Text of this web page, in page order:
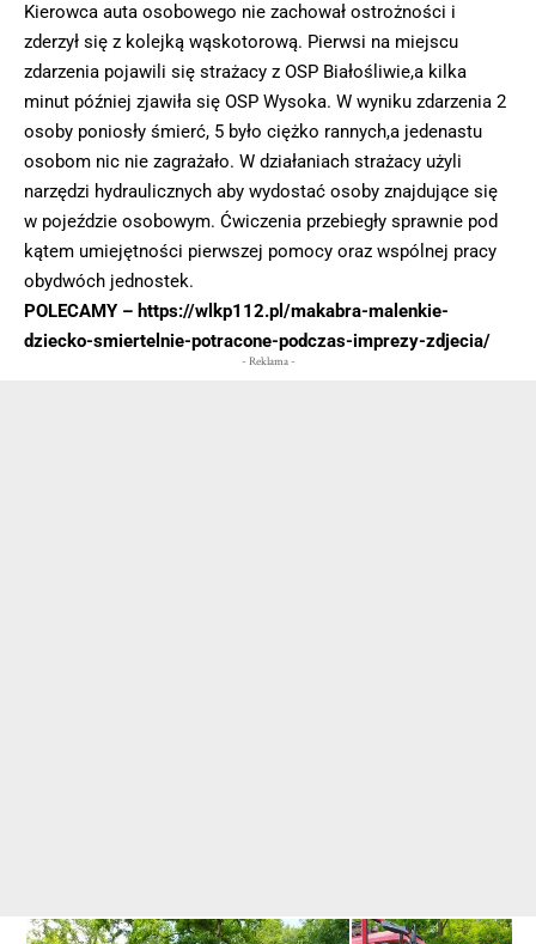
Kierowca auta osobowego nie zachował ostrożności i
zderzył się z kolejką wąskotorową. Pierwsi na miejscu
zdarzenia pojawili się strażacy z OSP Białośliwie,a kilka
minut później zjawiła się OSP Wysoka. W wyniku zdarzenia 2
osoby poniosły śmierć, 5 było ciężko rannych,a jedenastu
osobom nic nie zagrażało. W działaniach strażacy użyli
narzędzi hydraulicznych aby wydostać osoby znajdujące się
w pojeździe osobowym. Ćwiczenia przebiegły sprawnie pod
kątem umiejętności pierwszej pomocy oraz wspólnej pracy
obydwóch jednostek.
POLECAMY – https://wlkp112.pl/makabra-malenkie-
dziecko-smiertelnie-potracone-podczas-imprezy-zdjecia/
- Reklama -